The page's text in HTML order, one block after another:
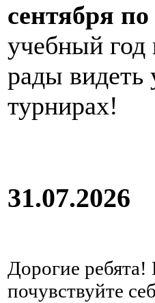
сентября
учебный
рады
турнирах!
31.07.2026
Дорогие ребята!
почувствуйте